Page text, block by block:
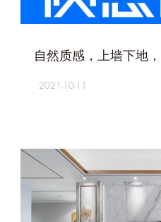
自然质感，上墙下地
2021-10-11